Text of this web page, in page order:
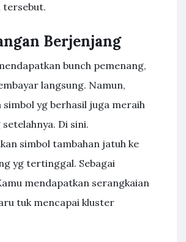
Berjenjang
bunch pemenang,
langsung. Namun,
simbol yg berhasil juga meraih
Di sini.
simbol tambahan jatuh ke
yg tertinggal. Sebagai
mendapatkan serangkaian
tuk mencapai kluster